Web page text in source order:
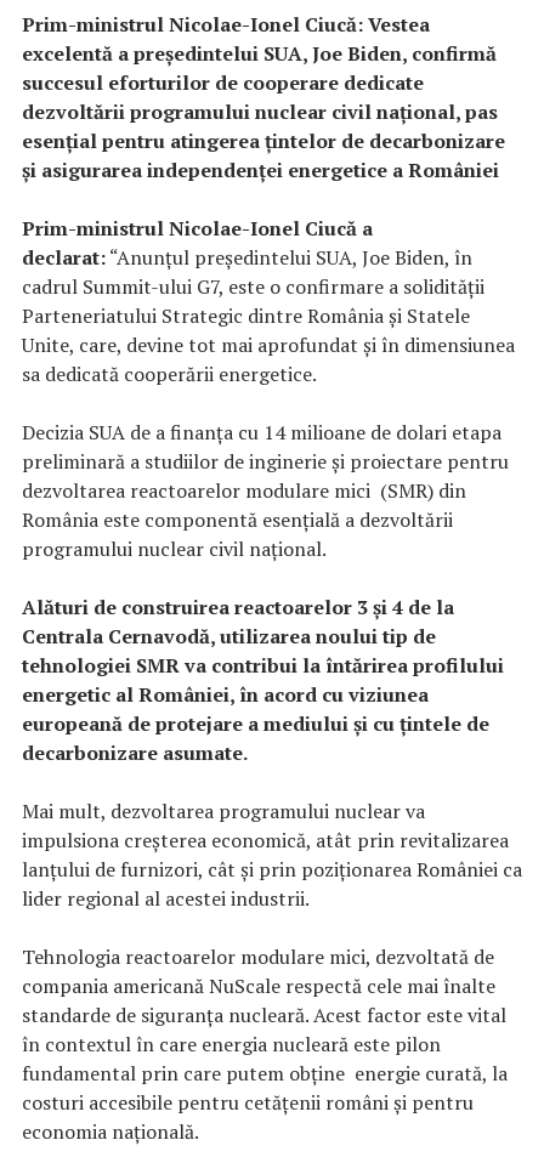
Prim-ministrul Nicolae-Ionel Ciucă: Vestea
excelentă a președintelui SUA, Joe Biden, confirmă
succesul eforturilor de cooperare dedicate
dezvoltării programului nuclear civil național, pas
esențial pentru atingerea țintelor de decarbonizare
și asigurarea independenței energetice a României
Prim-ministrul Nicolae-Ionel Ciucă a
declarat:“Anunțul președintelui SUA, Joe Biden, în
cadrul Summit-ului G7, este o confirmare a solidității
Parteneriatului Strategic dintre România și Statele
Unite, care, devine tot mai aprofundat și în dimensiunea
sa dedicată cooperării energetice.
Decizia SUA de a finanța cu 14 milioane de dolari etapa
preliminară a studiilor de inginerie și proiectare pentru
dezvoltarea reactoarelor modulare mici (SMR) din
România este componentă esențială a dezvoltării
programului nuclear civil național.
Alături de construirea reactoarelor 3 și 4 de la
Centrala Cernavodă, utilizarea noului tip de
tehnologiei SMR va contribui la întărirea profilului
energetic al României, în acord cu viziunea
europeană de protejare a mediului și cu țintele de
decarbonizare asumate.
Mai mult, dezvoltarea programului nuclear va
impulsiona creșterea economică, atât prin revitalizarea
lanțului de furnizori, cât și prin poziționarea României ca
lider regional al acestei industrii.
Tehnologia reactoarelor modulare mici, dezvoltată de
compania americană NuScale respectă cele mai înalte
standarde de siguranța nucleară. Acest factor este vital
în contextul în care energia nucleară este pilon
fundamental prin care putem obține energie curată, la
costuri accesibile pentru cetățenii români și pentru
economia națională.